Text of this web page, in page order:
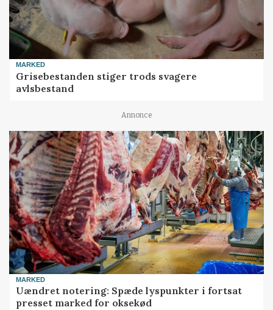
MARKED
Grisebestanden stiger trods svagere
avlsbestand
Annonce
MARKED
Uændret notering: Spæde lyspunkter i fortsat
presset marked for oksekød